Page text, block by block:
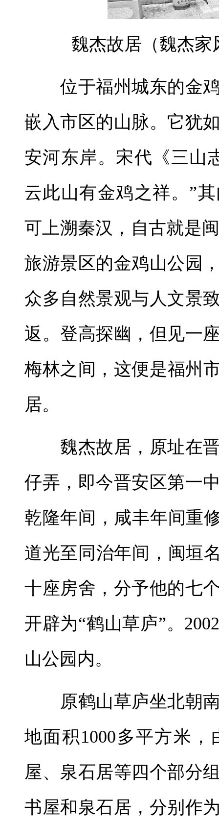
魏杰故居（魏杰
位于福州城东的金鸡
嵌入市区的山脉。它犹
安河东岸。宋代《三山
云此山有金鸡之祥。”
可上溯秦汉，自古就是
旅游景区的金鸡山公园
众多自然景观与人文景
返。登高探幽，但见一
梅林之间，这便是福州
居。
魏杰故居，原址在晋
仔弄，即今晋安区第一
乾隆年间，咸丰年间重
道光至同治年间，闽垣
十座房舍，分予他的七
开辟为“鹤山草庐”。
山公园内。
原鹤山草庐坐北朝南
地面积1000多平方米
屋、泉石居等四个部分
书屋和泉石居，分别作